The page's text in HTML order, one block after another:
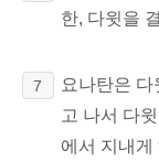
한, 다윗을
7
요나탄은
고 나서 다
에서 지내게